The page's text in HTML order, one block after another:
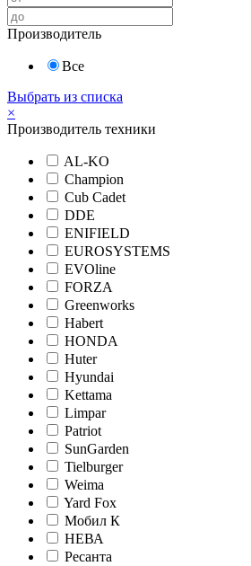
Производитель
Все
Выбрать из списка
×
Производитель техники
AL-KO
Champion
Cub Cadet
DDE
ENIFIELD
EUROSYSTEMS
EVOline
FORZA
Greenworks
Habert
HONDA
Huter
Hyundai
Kettama
Limpar
Patriot
SunGarden
Tielburger
Weima
Yard Fox
Мобил К
НЕВА
Ресанта